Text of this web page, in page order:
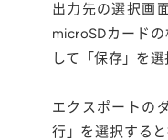
出力先の選択画
microSDカード
して「保存」を選
エクスポートの
行」を選択する